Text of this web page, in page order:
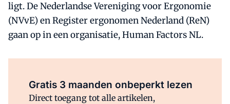
ligt. De Nederlandse Vereniging voor Ergonomie
(NVvE) en Register ergonomen Nederland (ReN)
gaan op in een organisatie, Human Factors NL.
Gratis 3 maanden onbeperkt lezen
Direct toegang tot alle artikelen,